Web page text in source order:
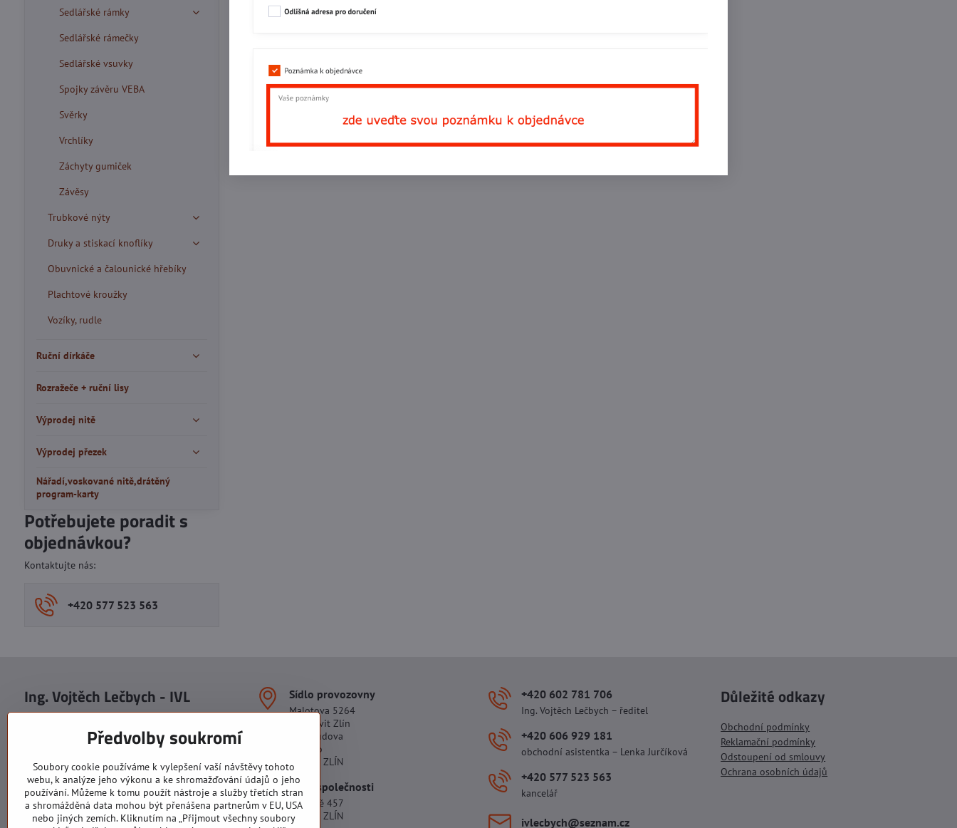
Sedlářské rámky
Sedlářské rámečky
Sedlářské vsuvky
Spojky závěru VEBA
Svěrky
Vrchlíky
Záchyty gumiček
Závěsy
Trubkové nýty
Druky a stiskací knoflíky
Obuvnické a čalounické hřebíky
Plachtové kroužky
Vozíky, rudle
Ruční dírkáče
Rozražeče + ruční lisy
Výprodej nitě
Výprodej přezek
Nářadí,voskované nitě,drátěný
program-karty
Potřebujete poradit s
objednávkou?
Kontaktujte nás:
+420 577 523 563
Ing. Vojtěch Lečbych - IVL
DIČ: CZ5602130809
IČO: 29007356
DIČ: CZ29007356
Sídlo provozovny
Malotova 5264
Areál Svit Zlín
113. budova
1. patro
760 01 ZLÍN
Sídlo společnosti
U Hřiště 457
760 01 ZLÍN
+420 602 781 706
Ing. Vojtěch Lečbych – ředitel
+420 606 929 181
obchodní asistentka – Lenka Jurčíková
+420 577 523 563
kancelář
ivlecbych​@seznam​.cz
Důležité odkazy
Obchodní podmínky
Reklamační podmínky
Odstoupení od smlouvy
Ochrana osobních údajů
Předvolby soukromí
Soubory cookie používáme k vylepšení vaší návštěvy tohoto
webu, k analýze jeho výkonu a ke shromažďování údajů o jeho
používání. Můžeme k tomu použít nástroje a služby třetích stran
a shromážděná data mohou být přenášena partnerům v EU, USA
nebo jiných zemích. Kliknutím na „Přijmout všechny soubory